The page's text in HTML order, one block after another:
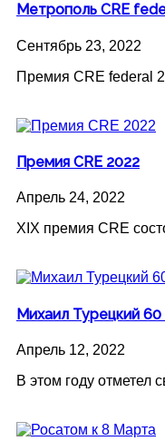
Метрополь CRE
Сентябрь 23, 2022
Премия CRE federal
Премия CRE 2022
Апрель 24, 2022
XIX премия CRE
Михаил Турецкий 60
Апрель 12, 2022
В этом году отметел